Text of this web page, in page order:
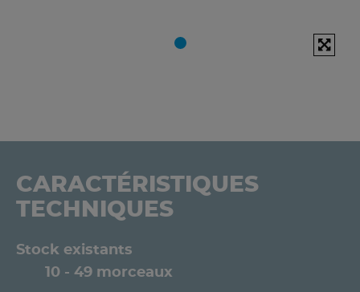
CARACTÉRISTIQUES
TECHNIQUES
Stock existants
10 - 49 morceaux